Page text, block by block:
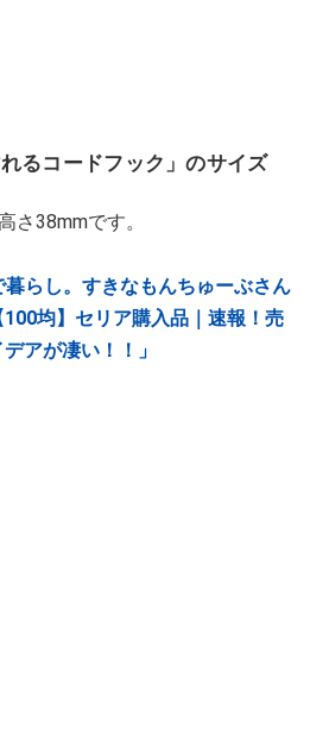
るコードフック」のサイズ
さ38mmです。
らし。すきなもんちゅーぶさん
均】セリア購入品｜速報！売
アが凄い！！」